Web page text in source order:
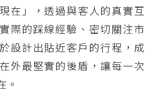
在」，透過與客人的真實互
際的踩線經驗、密切關注市
設計出貼近客戶的行程，成
外最堅實的後盾，讓每一次
。